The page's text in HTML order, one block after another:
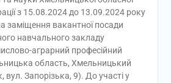
з 15.08.2024 до 13.09.2024 року
заміщення вакантної посади
навчального закладу
аграрний професійний
область, Хмельницький
Запорізька, 9). До участі у